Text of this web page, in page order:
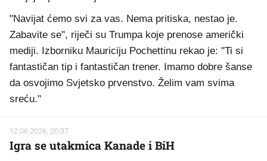
"Navijat ćemo svi za vas. Nema pritiska, nestao je.
Zabavite se", riječi su Trumpa koje prenose američki
mediji. Izborniku Mauriciju Pochettinu rekao je: "Ti si
fantastičan tip i fantastičan trener. Imamo dobre šanse
da osvojimo Svjetsko prvenstvo. Želim vam svima
sreću."
12.06.2026. 20:37
Igra se utakmica Kanade i BiH